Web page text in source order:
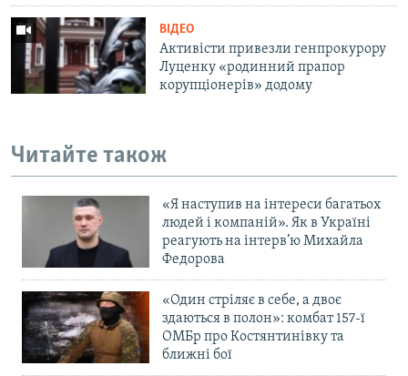
ВІДЕО
Активісти привезли генпрокурору
Луценку «родинний прапор
корупціонерів» додому
Читайте також
«Я наступив на інтереси багатьох
людей і компаній». Як в Україні
реагують на інтерв’ю Михайла
Федорова
«Один стріляє в себе, а двоє
здаються в полон»: комбат 157-ї
ОМБр про Костянтинівку та
ближні бої